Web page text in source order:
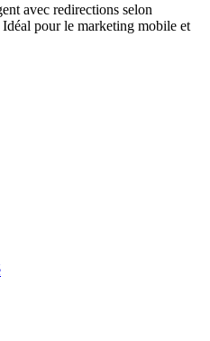
avec redirections selon
pour le marketing mobile et